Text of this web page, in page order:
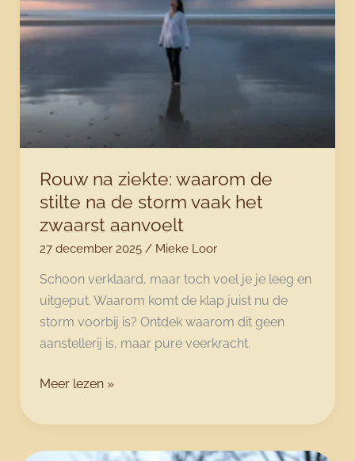
maar
jezelf
vertrouwt
Rouw na ziekte: waarom de
stilte na de storm vaak het
zwaarst aanvoelt
27 december 2025 / Mieke Loor
Schoon verklaard, maar toch voel je je leeg en
uitgeput. Waarom komt de klap juist nu de
storm voorbij is? Ontdek waarom dit geen
aanstellerij is, maar pure veerkracht.
Rouw
ziekte:
waarom
Meer lezen »